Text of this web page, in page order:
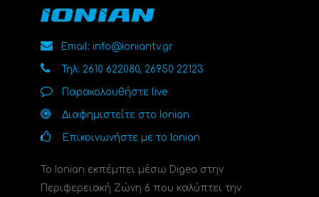
Email: info@ioniantv.gr
Τηλ: 2610 622080, 26950 22123
Παρακολουθήστε live
Διαφημιστείτε στο Ionian
Επικοινωνήστε με το Ionian
Το Ionian εκπέμπει μέσω Digea στην
Περιφερειακή Ζώνη 6 που καλύπτει την